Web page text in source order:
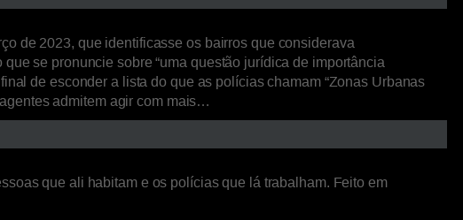
de 2023, que identificasse os bairros que considerava
se pronuncie sobre “uma questão jurídica de importância
de esconder a lista do que as polícias chamam “Zonas Urbanas
admitem agir com mais…
que ali habitam e os polícias que lá trabalham. Feito em